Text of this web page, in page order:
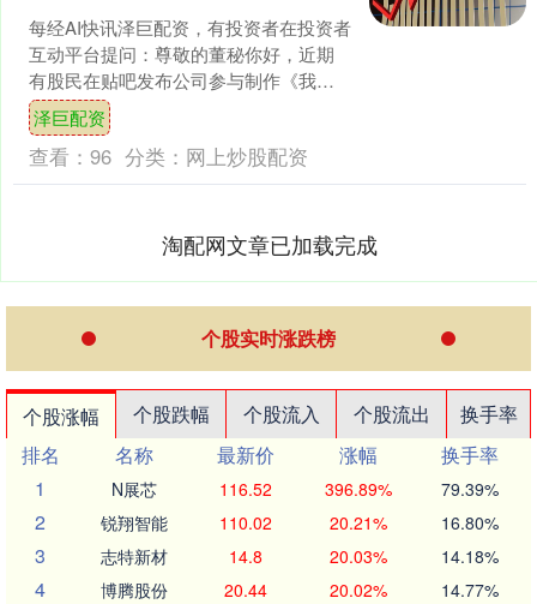
每经AI快讯泽巨配资，有投资者在投资者
互动平台提问：尊敬的董秘你好，近期
有股民在贴吧发布公司参与制作《我的
哪吒和变形金刚》泽巨配资，请问是否
属实？ 恒信东方（3....
泽巨配资
查看： 96 分类： 网上炒股配资
淘配网文章已加载完成
个股实时涨跌榜
个股涨幅 个股跌幅 个股流入 个股流出
换手率
排名
名称 最新价 涨幅
换手率
1
N展芯 116.52 396.89% 79.39%
2 锐翔智能 110.02 20.21% 16.80%
3 志特新材 14.8 20.03% 14.18%
4 博腾股份 20.44 20.02% 14.77%